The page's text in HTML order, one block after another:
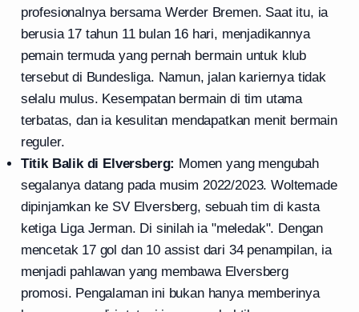
profesionalnya bersama Werder Bremen. Saat itu, ia
berusia 17 tahun 11 bulan 16 hari, menjadikannya
pemain termuda yang pernah bermain untuk klub
tersebut di Bundesliga. Namun, jalan kariernya tidak
selalu mulus. Kesempatan bermain di tim utama
terbatas, dan ia kesulitan mendapatkan menit bermain
reguler.
Titik Balik di Elversberg: Momen yang mengubah
segalanya datang pada musim 2022/2023. Woltemade
dipinjamkan ke SV Elversberg, sebuah tim di kasta
ketiga Liga Jerman. Di sinilah ia "meledak". Dengan
mencetak 17 gol dan 10 assist dari 34 penampilan, ia
menjadi pahlawan yang membawa Elversberg
promosi. Pengalaman ini bukan hanya memberinya